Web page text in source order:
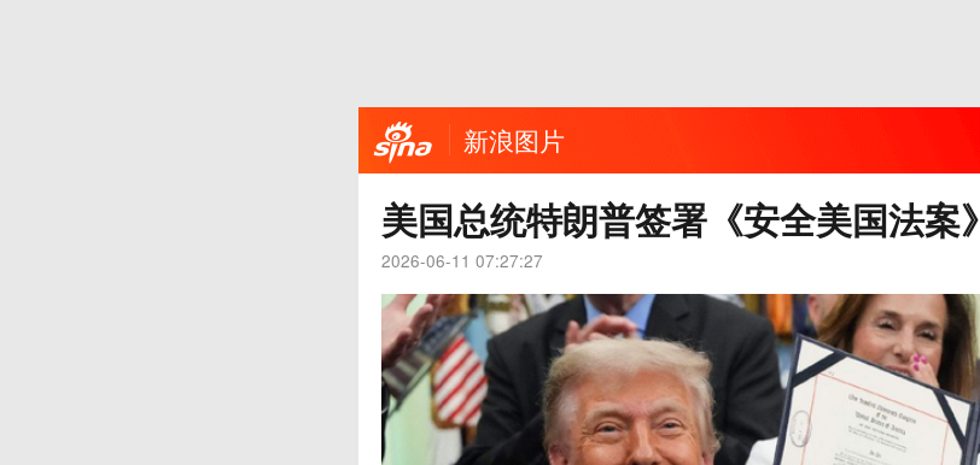
新浪图片
美国总统特朗普签署《安全美国法案》
2026-06-11 07:27:27